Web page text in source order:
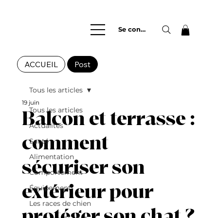
Se connecter
Tous les articles
Actualités
Santé
Alimentation
Comportement
Équipement
Les races de chien
Tous les articles
Balcon et terrasse :
comment
sécuriser son
extérieur pour
19 juin
ACCUEIL Post